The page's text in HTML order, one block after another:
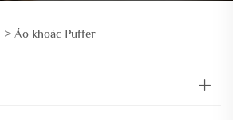
> Áo khoác Puffer